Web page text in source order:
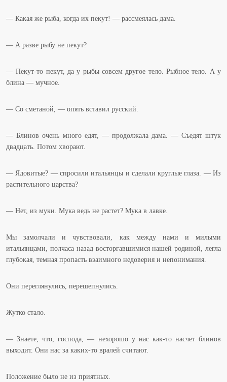
— Какая же рыба, когда их пекут! — рассмеялась дама.
— А разве рыбу не пекут?
— Пекут-то пекут, да у рыбы совсем другое тело. Рыбное тело. А у
блина — мучное.
— Со сметаной, — опять вставил русский.
— Блинов очень много едят, — продолжала дама. — Съедят штук
двадцать. Потом хворают.
— Ядовитые? — спросили итальянцы и сделали круглые глаза. — Из
растительного царства?
— Нет, из муки. Мука ведь не растет? Мука в лавке.
Мы замолчали и чувствовали, как между нами и милыми
итальянцами, полчаса назад восторгавшимися нашей родиной, легла
глубокая, темная пропасть взаимного недоверия и непонимания.
Они переглянулись, перешепнулись.
Жутко стало.
— Знаете, что, господа, — нехорошо у нас как-то насчет блинов
выходит. Они нас за каких-то вралей считают.
Положение было не из приятных.